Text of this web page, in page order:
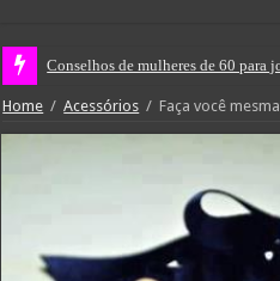
Conselhos de mulheres de 60 para
Home / Acessórios / Faça você